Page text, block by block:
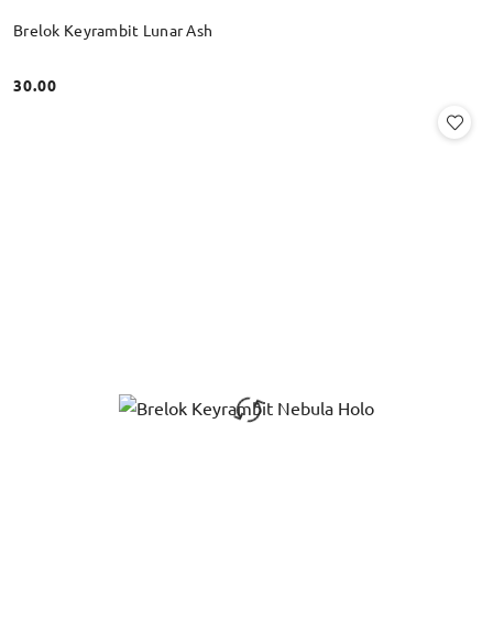
Brelok Keyrambit Lunar Ash
Cena:
30.00